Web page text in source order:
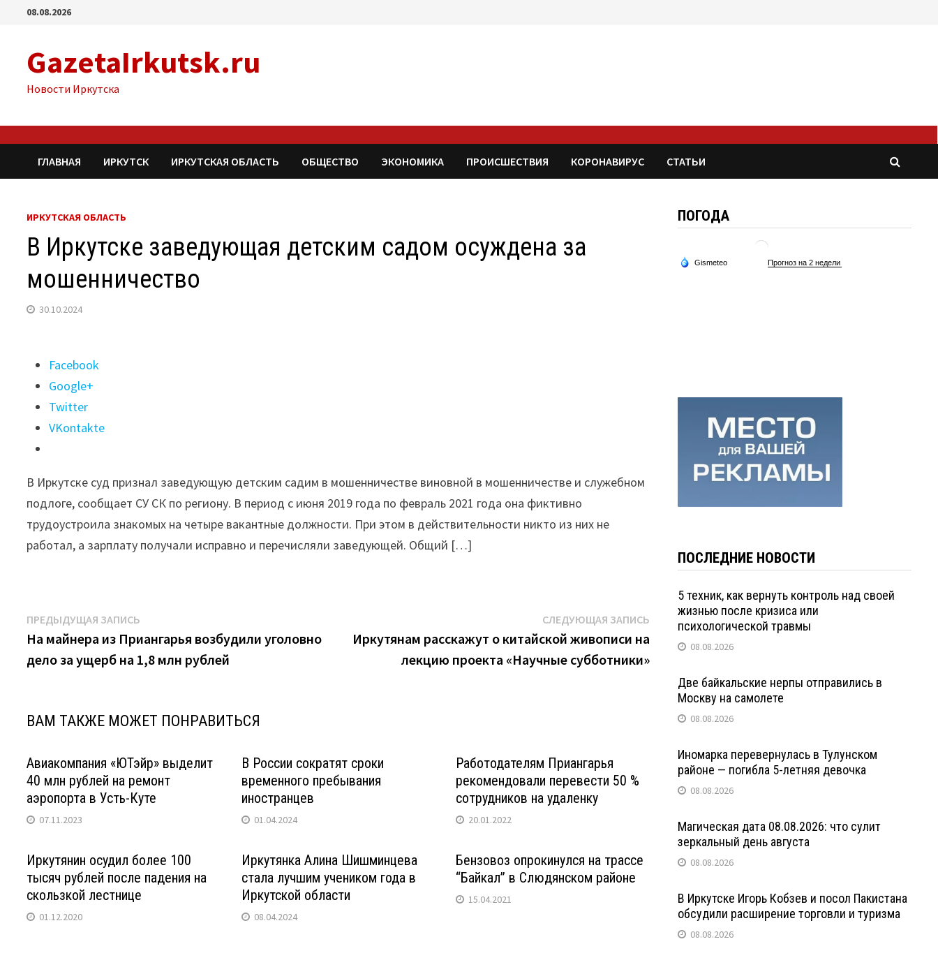
Перейти08.08.2026
GazetaIrkutsk.ru
Новости Иркутска
ГЛАВНАЯ ИРКУТСК ИРКУТСКАЯ ОБЛАСТЬ ОБЩЕСТВО ЭКОНОМИКА ПРОИСШЕСТВИЯ КОРОНАВИРУС СТАТЬИ
ИРКУТСКАЯ ОБЛАСТЬ
В Иркутске заведующая детским садом осуждена за
мошенничество
30.10.2024
Поделиться
"В
Иркутске
заведующая
детским
осуждена
за
мошенничество"
Facebook
Google+
Twitter
VKontakte
В Иркутске суд признал заведующую детским садим в мошенничестве виновной в мошенничестве и служебном
подлоге, сообщает СУ СК по региону. В период с июня 2019 года по февраль 2021 года она фиктивно
трудоустроила знакомых на четыре вакантные должности. При этом в действительности никто из них не
работал, а зарплату получали исправно и перечисляли заведующей. Общий […]
Навигация
по
записям
ПРЕДЫДУЩАЯ ЗАПИСЬ
запись:
На майнера из Приангарья возбудили уголовно
дело за ущерб на 1,8 млн рублей
СЛЕДУЮЩАЯ ЗАПИСЬСледующая
запись:
Иркутянам расскажут о китайской живописи на
лекцию проекта «Научные субботники»
ВАМ ТАКЖЕ МОЖЕТ ПОНРАВИТЬСЯ
Авиакомпания «ЮТэйр» выделит
40 млн рублей на ремонт
аэропорта в Усть-Куте
07.11.2023
В России сократят сроки
временного пребывания
иностранцев
01.04.2024
Работодателям Приангарья
рекомендовали перевести 50 %
сотрудников на удаленку
20.01.2022
Иркутянин осудил более 100
тысяч рублей после падения на
скользкой лестнице
01.12.2020
Иркутянка Алина Шишминцева
стала лучшим учеником года в
Иркутской области
08.04.2024
Бензовоз опрокинулся на трассе
“Байкал” в Слюдянском районе
15.04.2021
ПОГОДА
ПОСЛЕДНИЕ НОВОСТИ
5 техник, как вернуть контроль над своей
жизнью после кризиса или
психологической травмы
08.08.2026
Две байкальские нерпы отправились в
Москву на самолете
08.08.2026
Иномарка перевернулась в Тулунском
районе — погибла 5-летняя девочка
08.08.2026
Магическая дата 08.08.2026: что сулит
зеркальный день августа
08.08.2026
В Иркутске Игорь Кобзев и посол Пакистана
обсудили расширение торговли и туризма
08.08.2026